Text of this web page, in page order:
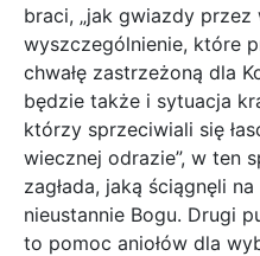
braci, „jak gwiazdy przez
wyszczególnienie, które
chwałę zastrzeżoną dla
będzie także i sytuacja
którzy sprzeciwiali się
wiecznej odrazie”, w ten
zagłada, jaką ściągnęli
nieustannie Bogu. Drugi
to pomoc aniołów dla